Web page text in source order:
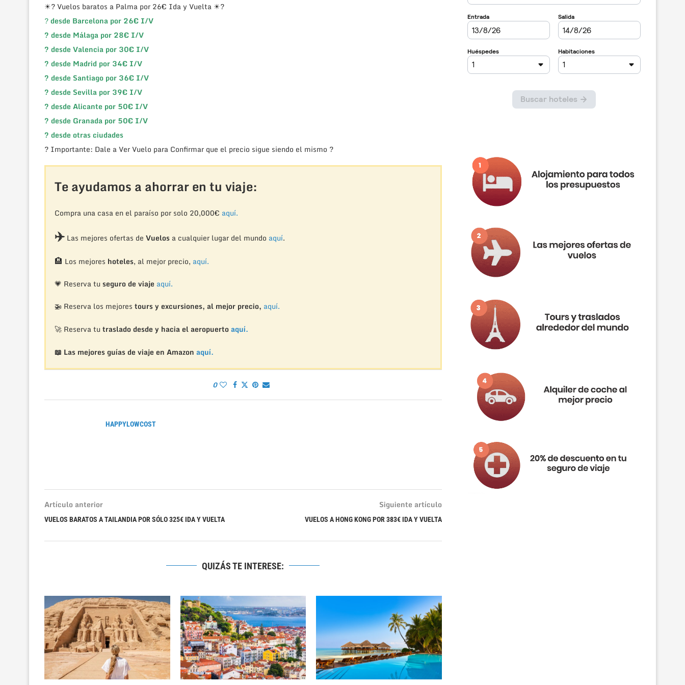
☀? Vuelos baratos a Palma por 26€ Ida y Vuelta ☀?
?desde Barcelona por 26€ I/V
? desde Málaga por 28€ I/V
? desde Valencia por 30€ I/V
? desde Madrid por 34€ I/V
? desde Santiago por 36€ I/V
? desde Sevilla por 39€ I/V
? desde Alicante por 50€ I/V
? desde Granada por 50€ I/V
? desde otras ciudades
? Importante: Dale a Ver Vuelo para Confirmar que el precio sigue siendo el mismo ?
Te ayudamos a ahorrar en tu viaje:
Compra una casa en el paraíso por solo 20,000€ aquí.
✈️Las mejores ofertas de Vuelosa cualquier lugar del mundo aquí.
🏨 Los mejores hoteles, al mejor precio, aquí.
💗 Reserva tu seguro de viaje aquí.
🚁 Reserva los mejores tours y excursiones, al mejor precio, aquí.
🚀 Reserva tu traslado desde y hacia el aeropuertoaquí.
📖 Las mejores guías de viaje en Amazon aquí.
0
HAPPYLOWCOST
Artículo anterior
VUELOS BARATOS A TAILANDIA POR SÓLO 325€ IDA Y VUELTA
Siguiente artículo
VUELOS A HONG KONG POR 383€ IDA Y VUELTA
QUIZÁS TE INTERESE: